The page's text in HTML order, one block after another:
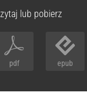
lub pobierz
pdf epub